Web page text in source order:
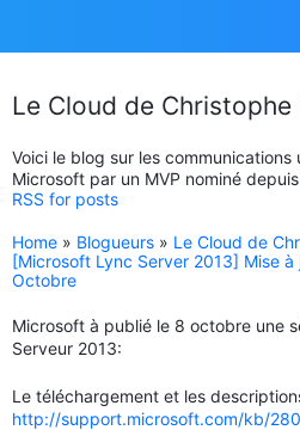
Le Cloud de Christophe
Voici le blog sur les
Microsoft par un MVP nominé
RSS for posts
Home » Blogueurs » Le Cloud de
[Microsoft Lync Server 2013] Mise
Octobre
Microsoft à publié le 8 octobre une
Serveur 2013:
Le téléchargement et les
http://support.microsoft.com/kb/